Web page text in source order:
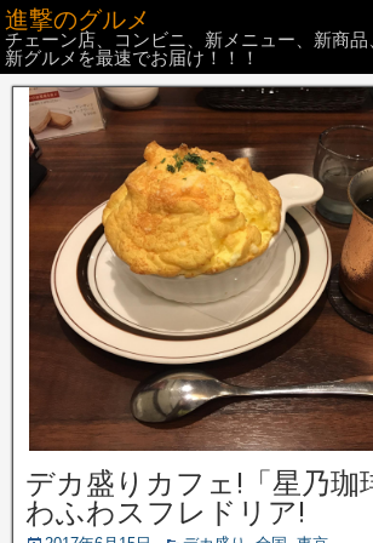
進撃のグルメ
チェーン店、コンビニ、新メニュー、新商
新グルメを最速でお届け！！！
デカ盛りカフェ!「星乃珈
わふわスフレドリア!